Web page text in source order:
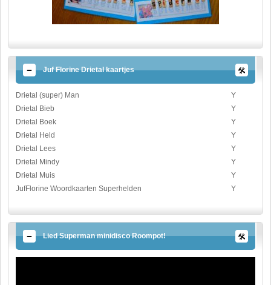
Juf Florine Drietal kaartjes
Drietal (super) Man
Y
Drietal Bieb
Y
Drietal Boek
Y
Drietal Held
Y
Drietal Lees
Y
Drietal Mindy
Y
Drietal Muis
Y
JufFlorine Woordkaarten Superhelden
Y
Lied Superman minidisco Roompot!